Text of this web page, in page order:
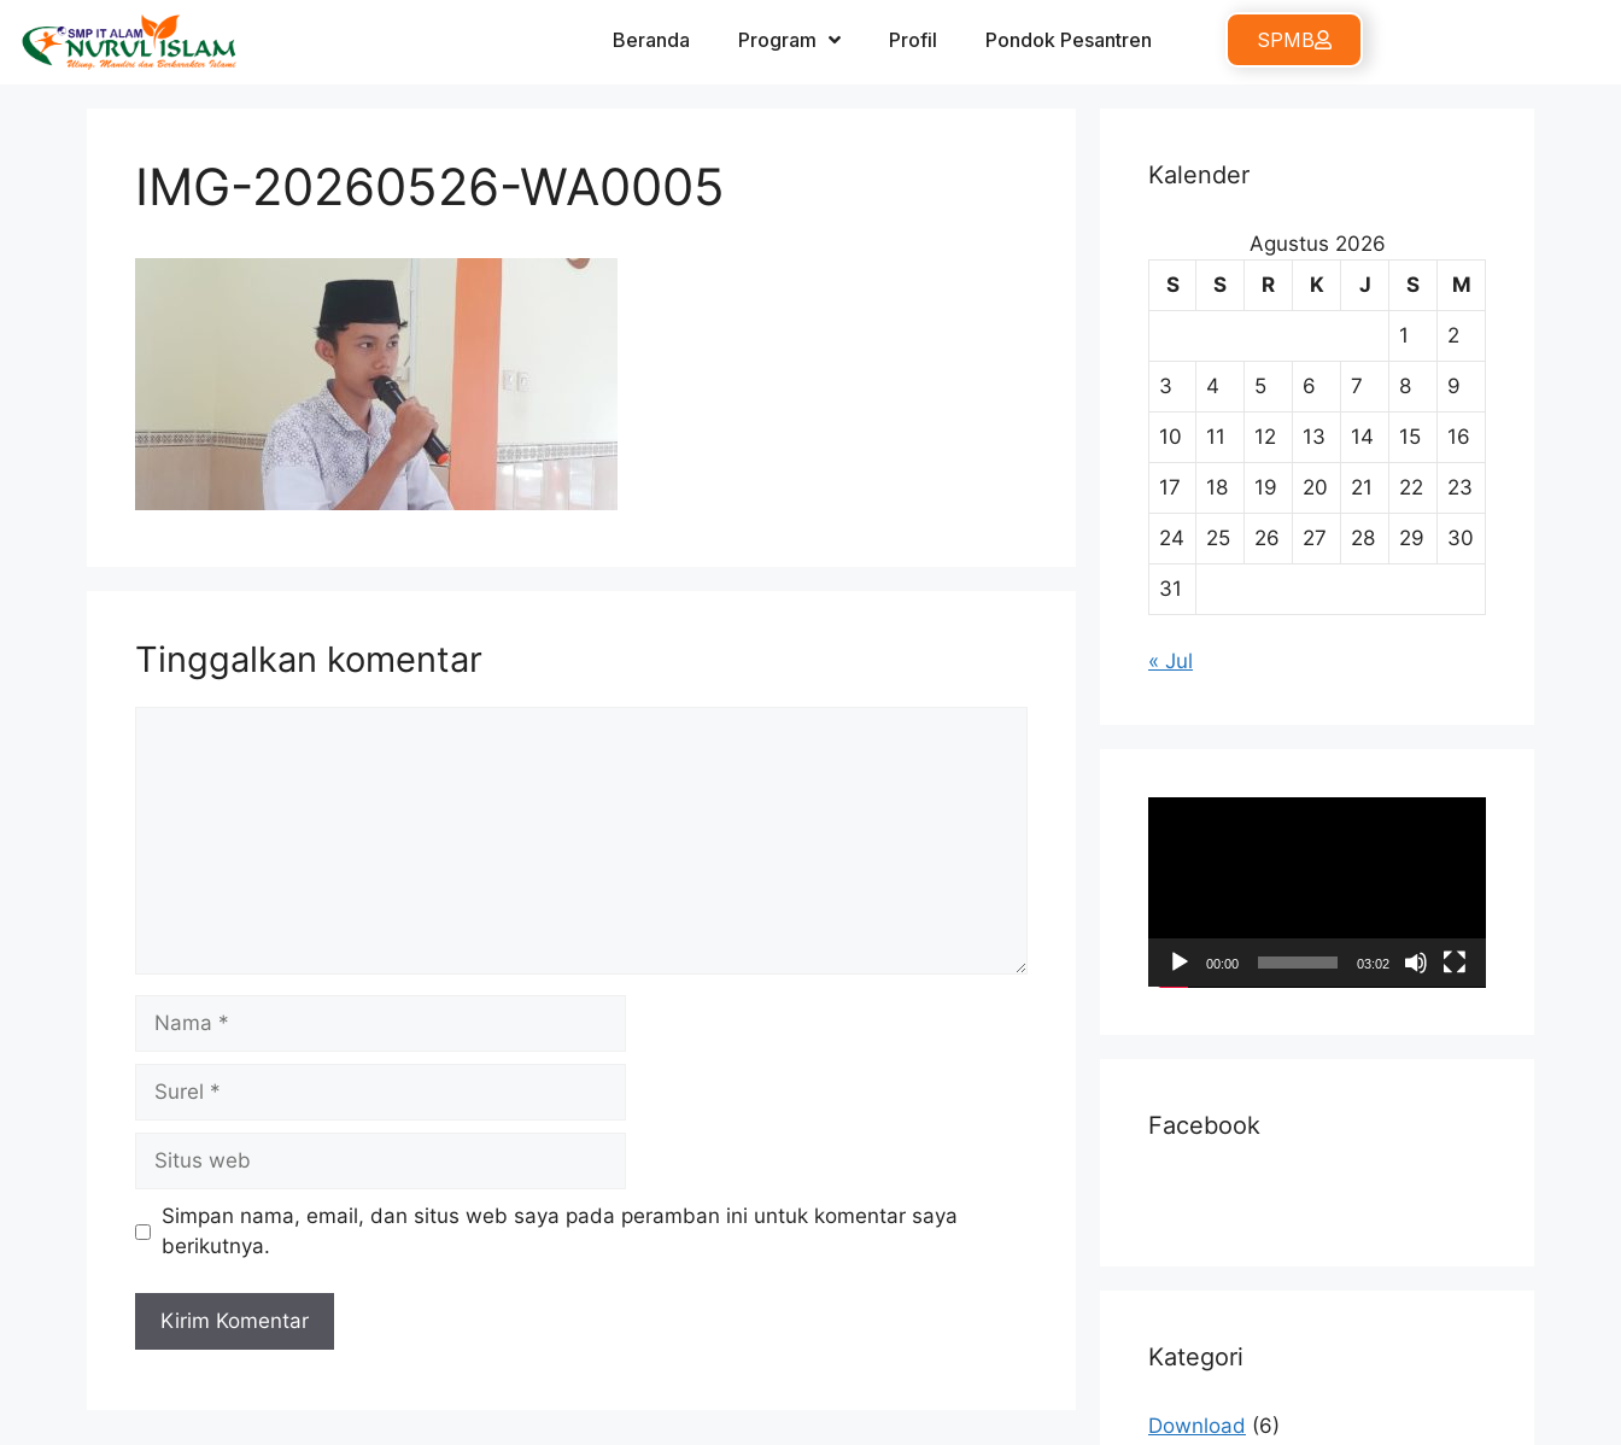
Beranda Program Profil Pondok Pesantren SPMB
IMG-20260526-WA0005
Tinggalkan komentar
Simpan nama, email, dan situs web saya pada peramban ini untuk komentar saya
berikutnya.
Kalender
Agustus 2026
S
S R K J S M
1 2
3 4 5 6 7 8 9
10 11 12 13 14 15 16
17 18 19 20 21 22 23
24 25 26 27 28 29 30
31
« Jul
00:00 03:02
Facebook
Kategori
Download (6)